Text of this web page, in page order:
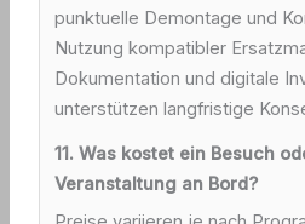
punktuelle Demontage und
Nutzung kompatibler
Dokumentation und digitale
unterstützen langfristige
11. Was kostet ein Besuch
Veranstaltung an Bord?